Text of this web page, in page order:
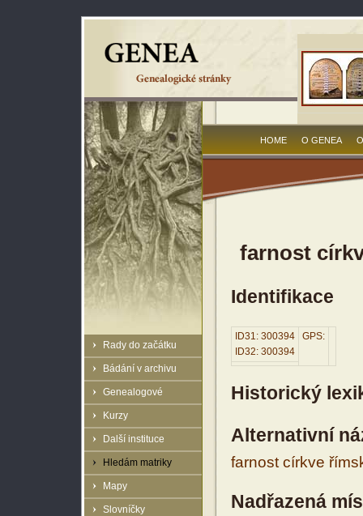
Rady do začátku
Bádání v archivu
Genealogové
Kurzy
Další instituce
Hledám matriky
Mapy
Slovníčky
HOME O GENEA
farnost
Identifikace
ID31: 300394
ID32: 300394
GPS:
Historický
Alternativní
farnost církve
Nadřazená